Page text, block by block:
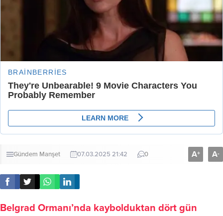
Gündem Manşet 07.03.2025 21:42 0 A+ A-
Belgrad Ormanı’nda kaybolduktan dört gün